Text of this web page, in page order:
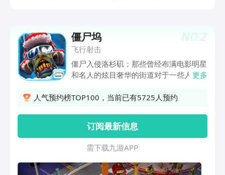
但您也可以选择支付真实货币购置游戏内
的特殊道具。
NO.2
僵尸坞
飞行射击
僵尸入侵洛杉矶；那些曾经布满电影明星
和名人的炫目奢华的街道对于一些人来
些人来说，这意味着他们有机会点亮银
更多
人气预约榜TOP100，当前已有5725人预约
订阅最新信息
需 下 载 九 游 A P P